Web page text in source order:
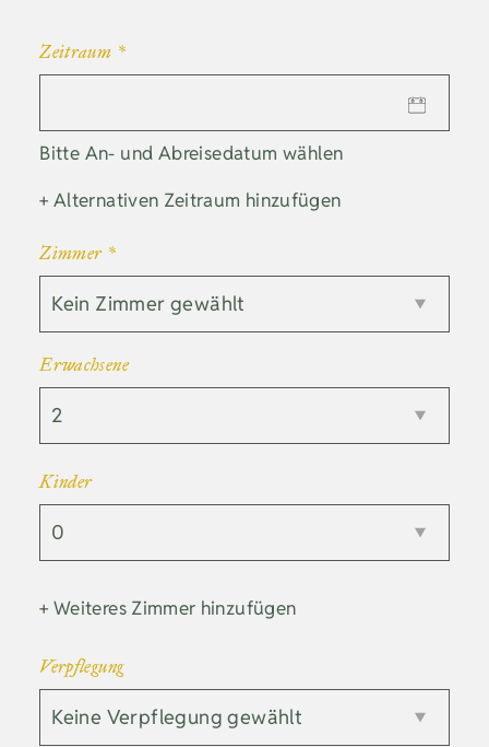
Zeitraum *
Bitte An- und Abreisedatum wählen
+ Alternativen Zeitraum hinzufügen
Zimmer*
Erwachsene
Kinder
+ Weiteres Zimmer hinzufügen
Verpflegung